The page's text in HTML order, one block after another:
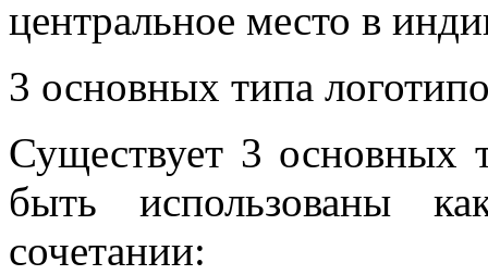
центральное место в
3 основных типа
Существует 3 основных
быть использованы
сочетании: